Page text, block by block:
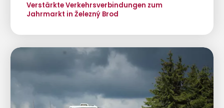
Verstärkte Verkehrsverbindungen zum
Jahrmarkt in Železný Brod